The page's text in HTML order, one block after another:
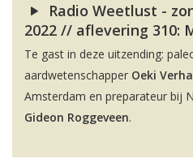
Radio Weetlust -
2022 // aflevering 310:
Te gast in deze uitzending:
aardwetenschapper Oeki
Amsterdam en preparateur bij
Gideon Roggeveen.